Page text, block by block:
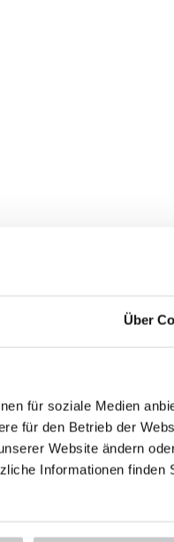
Über
für soziale Medien
für den Betrieb der
Website ändern
Informationen finden